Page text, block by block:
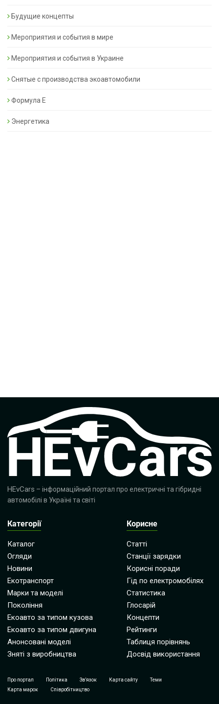
Будущие концепты
Мероприятия и события в мире
Мероприятия и события в Украине
Снятые с производства экоавтомобили
Формула Е
Энергетика
HEvCars – інформаційний портал про електричні та гібридні
автомобілі в Україні та світі
Категорії
Каталог
Огляди
Новини
Екотранспорт
Марки та моделі
Покоління
Екоавто за типом кузова
Екоавто за типом двигуна
Анонсовані моделі
Зняті з виробництва
Корисне
Статті
Станції зарядки
Корисні поради
Гід по електромобілях
Статистика
Глосарій
Концепти
Рейтинги
Таблиця порівнянь
Досвід використання
Про портал Політика Зв’язок Карта сайту
Теми
Карта марок
Співробітництво